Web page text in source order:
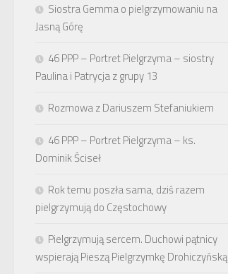
Siostra Gemma o pielgrzymowaniu na
Jasną Górę
46 PPP – Portret Pielgrzyma – siostry
Paulina i Patrycja z grupy 13
Rozmowa z Dariuszem Stefaniukiem
46 PPP – Portret Pielgrzyma – ks.
Dominik Ściseł
Rok temu poszła sama, dziś razem
pielgrzymują do Częstochowy
Pielgrzymują sercem. Duchowi pątnicy
wspierają Pieszą Pielgrzymkę Drohiczyńską